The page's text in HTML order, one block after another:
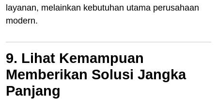
layanan, melainkan kebutuhan utama perusahaan
modern.
9. Lihat Kemampuan
Memberikan Solusi Jangka
Panjang